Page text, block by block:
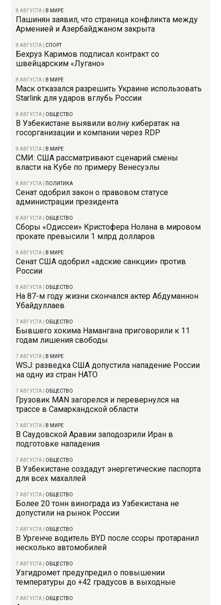
8 АВГУСТА В МИРЕ
Пашинян заявил, что страница конфликта между
Арменией и Азербайджаном закрыта
8 АВГУСТА СПОРТ
Бехруз Каримов подписал контракт со
швейцарским «Лугано»
8 АВГУСТА В МИРЕ
Маск отказался разрешить Украине использовать
Starlink для ударов вглубь России
8 АВГУСТА ОБЩЕСТВО
В Узбекистане выявили волну кибератак на
госорганизации и компании через RDP
8 АВГУСТА В МИРЕ
СМИ: США рассматривают сценарий смены
власти на Кубе по примеру Венесуэлы
8 АВГУСТА ПОЛИТИКА
Сенат одобрил закон о правовом статусе
администрации президента
8 АВГУСТА ОБЩЕСТВО
Сборы «Одиссеи» Кристофера Нолана в мировом
прокате превысили 1 млрд долларов
8 АВГУСТА В МИРЕ
Сенат США одобрил «адские санкции» против
России
8 АВГУСТА ОБЩЕСТВО
На 87-м году жизни скончался актер Абдуманнон
Убайдуллаев
7 АВГУСТА ОБЩЕСТВО
Бывшего хокима Намангана приговорили к 11
годам лишения свободы
7 АВГУСТА В МИРЕ
WSJ: разведка США допустила нападение России
на одну из стран НАТО
7 АВГУСТА ОБЩЕСТВО
Грузовик MAN загорелся и перевернулся на
трассе в Самаркандской области
7 АВГУСТА В МИРЕ
В Саудовской Аравии заподозрили Иран в
подготовке нападения
7 АВГУСТА ОБЩЕСТВО
В Узбекистане создадут энергетические паспорта
для всех махаллей
7 АВГУСТА ОБЩЕСТВО
Более 20 тонн винограда из Узбекистана не
допустили на рынок России
7 АВГУСТА ОБЩЕСТВО
В Ургенче водитель BYD после ссоры протаранил
несколько автомобилей
7 АВГУСТА ОБЩЕСТВО
Узгидромет предупредил о повышении
температуры до +42 градусов в выходные
7 АВГУСТА ОБЩЕСТВО